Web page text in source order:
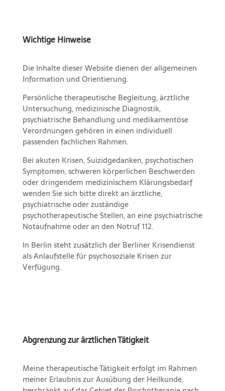
Wichtige Hinweise
Die Inhalte dieser Website dienen der allgemeinen
Information und Orientierung.
Persönliche therapeutische Begleitung, ärztliche
Untersuchung, medizinische Diagnostik,
psychiatrische Behandlung und medikamentöse
Verordnungen gehören in einen individuell
passenden fachlichen Rahmen.
Bei akuten Krisen, Suizidgedanken, psychotischen
Symptomen, schweren körperlichen Beschwerden
oder dringendem medizinischem Klärungsbedarf
wenden Sie sich bitte direkt an ärztliche,
psychiatrische oder zuständige
psychotherapeutische Stellen, an eine psychiatrische
Notaufnahme oder an den Notruf 112.
In Berlin steht zusätzlich der Berliner Krisendienst
als Anlaufstelle für psychosoziale Krisen zur
Verfügung.
Abgrenzung zur ärztlichen Tätigkeit
Meine therapeutische Tätigkeit erfolgt im Rahmen
meiner Erlaubnis zur Ausübung der Heilkunde,